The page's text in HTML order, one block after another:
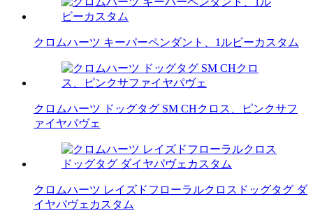
クロムハーツ キーパーペンダント、1ルビーカスタム
クロムハーツ ドッグタグ SM CHクロス、ピンクサフ
ァイヤパヴェ
クロムハーツ レイズドフローラルクロスドッグタグ ダ
イヤパヴェカスタム